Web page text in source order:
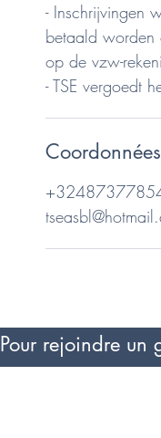
- Inschrijvingen
betaald worden
op de vzw-
Coordonnées
Pour rejoindre un